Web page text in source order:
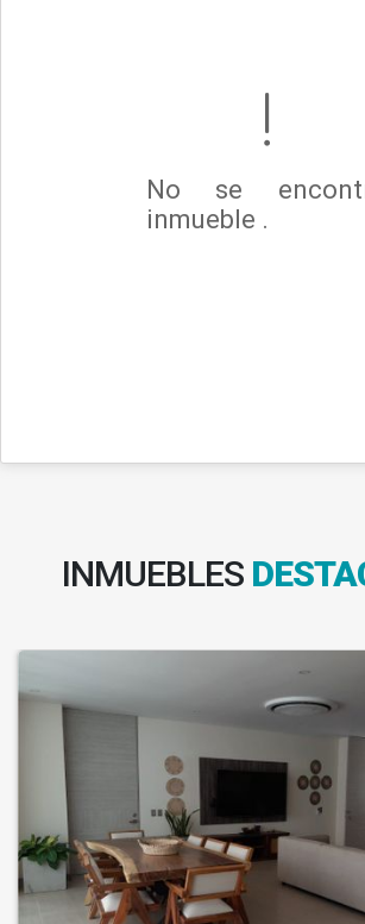
No se
inmueble .
INMUEBLES